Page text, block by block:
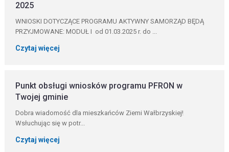
2025
WNIOSKI DOTYCZĄCE PROGRAMU AKTYWNY SAMORZĄD BĘDĄ
PRZYJMOWANE: MODUŁ I od 01.03.2025 r. do ...
Czytaj więcej
Punkt obsługi wniosków programu PFRON w
Twojej gminie
Dobra wiadomość dla mieszkańców Ziemi Wałbrzyskiej!
Wsłuchując się w potr...
Czytaj więcej